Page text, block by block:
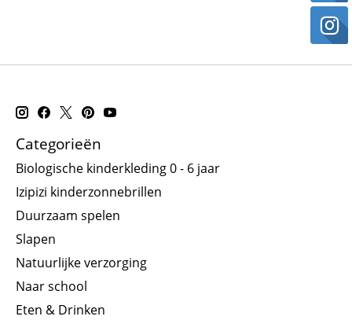
Categorieën
Biologische kinderkleding 0 - 6 jaar
Izipizi kinderzonnebrillen
Duurzaam spelen
Slapen
Natuurlijke verzorging
Naar school
Eten & Drinken